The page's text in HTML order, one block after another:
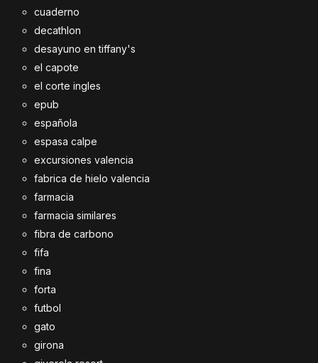
cuaderno
decathlon
desayuno en tiffany's
el capote
el corte ingles
epub
española
espasa calpe
excursiones valencia
fabrica de hielo valencia
farmacia
farmacia similares
fibra de carbono
fifa
fina
forta
futbol
gato
girona